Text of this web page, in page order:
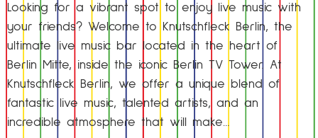
Looking for a vibrant spot to enjoy live music with
your friends? Welcome to Knutschfleck Berlin, the
ultimate live music bar located in the heart of
Berlin Mitte, inside the iconic Berlin TV Tower. At
Knutschfleck Berlin, we offer a unique blend of
fantastic live music, talented artists, and an
incredible atmosphere that will make…